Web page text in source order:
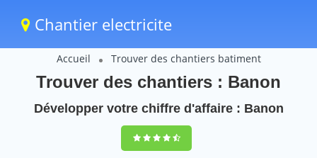
Chantier electricite
Accueil Trouver des chantiers batiment
Trouver des chantiers : Banon
Développer votre chiffre d'affaire : Banon